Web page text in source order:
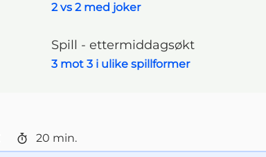
2 vs 2 med joker
Spill - ettermiddagsøkt
3 mot 3 i ulike spillformer
20 min.